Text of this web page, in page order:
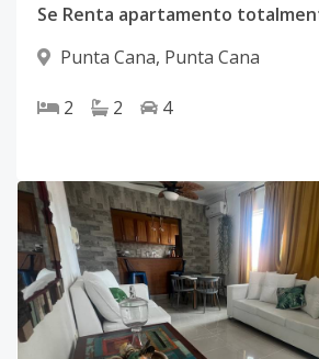
Se Renta apartamento
Punta Cana, Punta Cana
2 2 4